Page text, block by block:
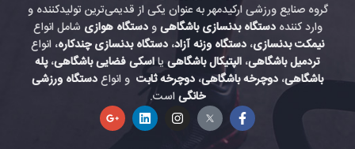
گروه صنایع ورزشی ارکیدمهر به عنوان یکی از قدیمی‌ترین تولیدکننده و
وارد کنندهدستگاه بدنسازی باشگاهیودستگاه هوازی شامل انواع
نیمکت بدنسازی، دستگاه وزنه آزاد، دستگاه بدنسازی چندکاره، انواع
تردمیل باشگاهی، الپتیکال باشگاهی یااسکی فضایی باشگاهی،پله
باشگاهی، دوچرخه باشگاهی، دوچرخه ثابت و انواعدستگاه ورزشی
خانگیاست.